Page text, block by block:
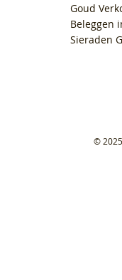
Goud
Beleggen
Sieraden
©